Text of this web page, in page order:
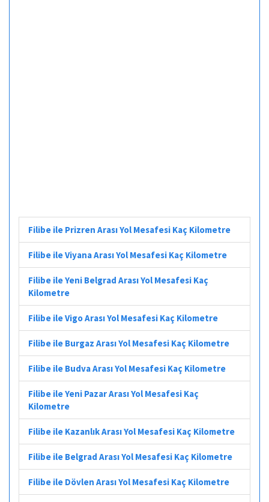
Filibe ile Prizren Arası Yol Mesafesi Kaç Kilometre
Filibe ile Viyana Arası Yol Mesafesi Kaç Kilometre
Filibe ile Yeni Belgrad Arası Yol Mesafesi Kaç
Kilometre
Filibe ile Vigo Arası Yol Mesafesi Kaç Kilometre
Filibe ile Burgaz Arası Yol Mesafesi Kaç Kilometre
Filibe ile Budva Arası Yol Mesafesi Kaç Kilometre
Filibe ile Yeni Pazar Arası Yol Mesafesi Kaç
Kilometre
Filibe ile Kazanlık Arası Yol Mesafesi Kaç Kilometre
Filibe ile Belgrad Arası Yol Mesafesi Kaç Kilometre
Filibe ile Dövlen Arası Yol Mesafesi Kaç Kilometre